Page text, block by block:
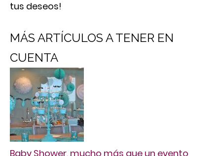
tus deseos!
MÁS ARTÍCULOS A TENER EN
CUENTA
Baby Shower, mucho más que un evento